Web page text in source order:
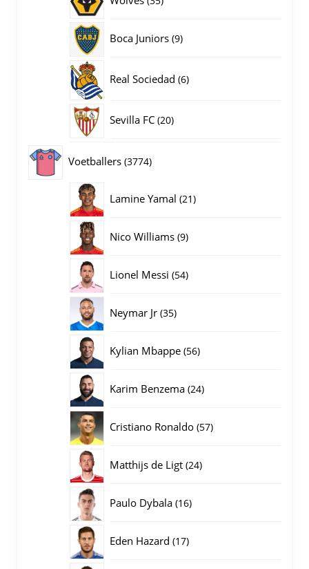
Boca Juniors 99
Real Sociedad 66
Sevilla FC 2020
Voetballers 37743774
Lamine Yamal 2121
Nico Williams 99
Lionel Messi 5454
Neymar Jr 3535
Kylian Mbappe 5656
Karim Benzema 2424
Cristiano Ronaldo 5757
Matthijs de Ligt 2424
Paulo Dybala 1616
Eden Hazard 1717